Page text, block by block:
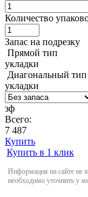
Количество
Запас на подрезку
Прямой тип
укладки
Диагональный тип
укладки
зф
Всего:
7 487
Купить
Купить в 1 клик
Информация на сайте не
необходимо уточнить у